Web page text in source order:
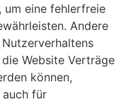
um eine fehlerfreie
Andere
Website Verträge
können,
für